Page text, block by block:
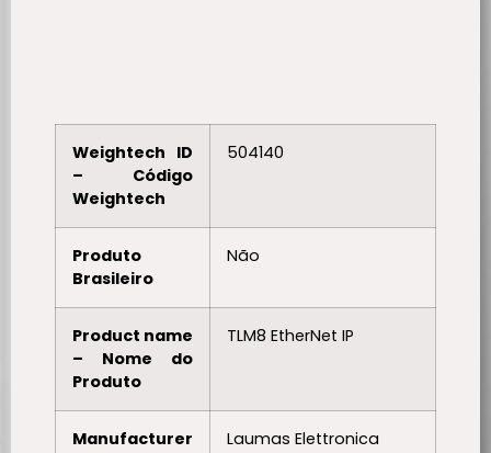
Weightech ID
– Código
Weightech
504140
Produto
Brasileiro
Não
Product name
– Nome do
Produto
TLM8 EtherNet IP
Manufacturer
Laumas Elettronica